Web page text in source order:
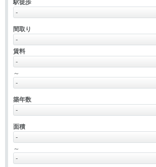
駅徒歩
間取り
賃料
～
築年数
面積
～